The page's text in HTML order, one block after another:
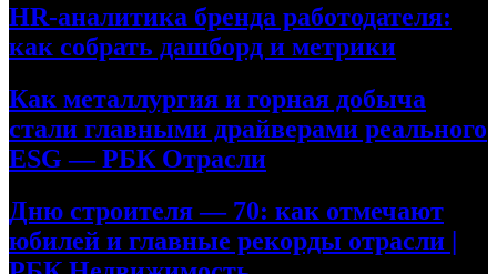
HR-аналитика бренда работодателя:
как собрать дашборд и метрики
Как металлургия и горная добыча
стали главными драйверами реального
ESG — РБК Отрасли
Дню строителя — 70: как отмечают
юбилей и главные рекорды отрасли |